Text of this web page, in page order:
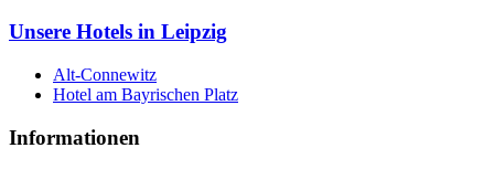
Unsere Hotels in Leipzig
Alt-Connewitz
Hotel am Bayrischen Platz
Informationen